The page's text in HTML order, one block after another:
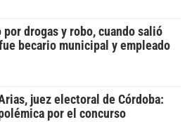
por drogas y robo, cuando salió
becario municipal y empleado
juez electoral de Córdoba:
por el concurso